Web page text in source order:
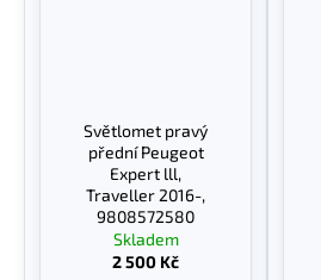
Světlomet pravý
přední Peugeot
Expert lll,
Traveller 2016-,
9808572580
Skladem
2 500 Kč